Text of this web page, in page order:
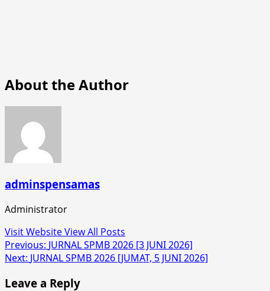
About the Author
adminspensamas
Administrator
Visit WebsiteView All Posts
Post
navigation
Previous: JURNAL SPMB 2026 [3 JUNI 2026]
Next: JURNAL SPMB 2026 [JUMAT, 5 JUNI 2026]
Leave a Reply